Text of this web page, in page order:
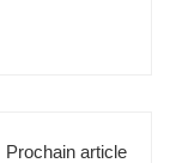
Prochain article